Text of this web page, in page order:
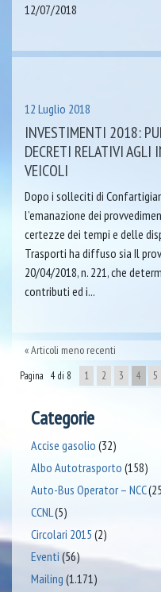
12/07/2018
12 Luglio 2018
INVESTIMENTI 2018:
DECRETI RELATIVI AGLI
VEICOLI
Dopo i solleciti di
l’emanazione dei
certezze dei tempi e delle
Trasporti ha diffuso sia Il
20/04/2018, n. 221, che
contributi ed i...
Articoli meno recenti
Pagina 4 di 8 1 2 3 4 5
Categorie
Accise gasolio (32)
Albo Autotrasporto (158)
Auto-Bus Operator – NCC
CCNL(5)
Circolari 2015 (2)
Eventi (56)
Mailing (1.171)